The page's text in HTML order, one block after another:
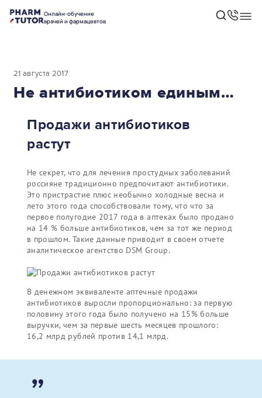
Онлайн-обучение
врачей и фармацевтов
21 августа 2017
Не антибиотиком единым…
Продажи антибиотиков
растут
Не секрет, что для лечения простудных заболеваний
россияне традиционно предпочитают антибиотики.
Это пристрастие плюс необычно холодные весна и
лето этого года способствовали тому, что что за
первое полугодие 2017 года в аптеках было продано
на 14 % больше антибиотиков, чем за тот же период
в прошлом. Такие данные приводит в своем отчете
аналитическое агентство DSM Group.
В денежном эквиваленте аптечные продажи
антибиотиков выросли пропорционально: за первую
половину этого года было получено на 15% больше
выручки, чем за первые шесть месяцев прошлого:
16,2 млрд рублей против 14,1 млрд.